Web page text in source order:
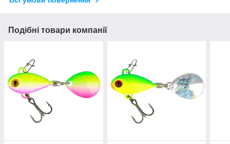
Подібні товари компанії